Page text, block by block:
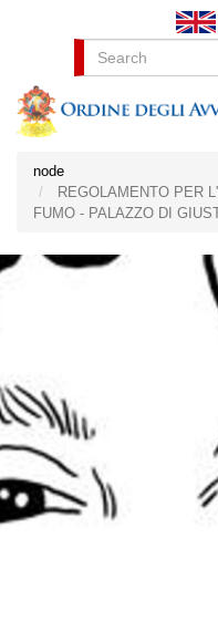
node
REGOLAMENTO PER
FUMO - PALAZZO DI